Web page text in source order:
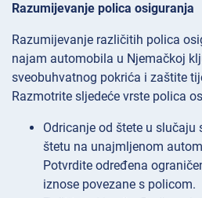
Razumijevanje polica osiguranja
Razumijevanje različitih polica
najam automobila u Njemačkoj
sveobuhvatnog pokrića i zaštite
Razmotrite sljedeće vrste polica
Odricanje od štete u slučaju
štetu na unajmljenom
Potvrdite određena
iznose povezane s policom.